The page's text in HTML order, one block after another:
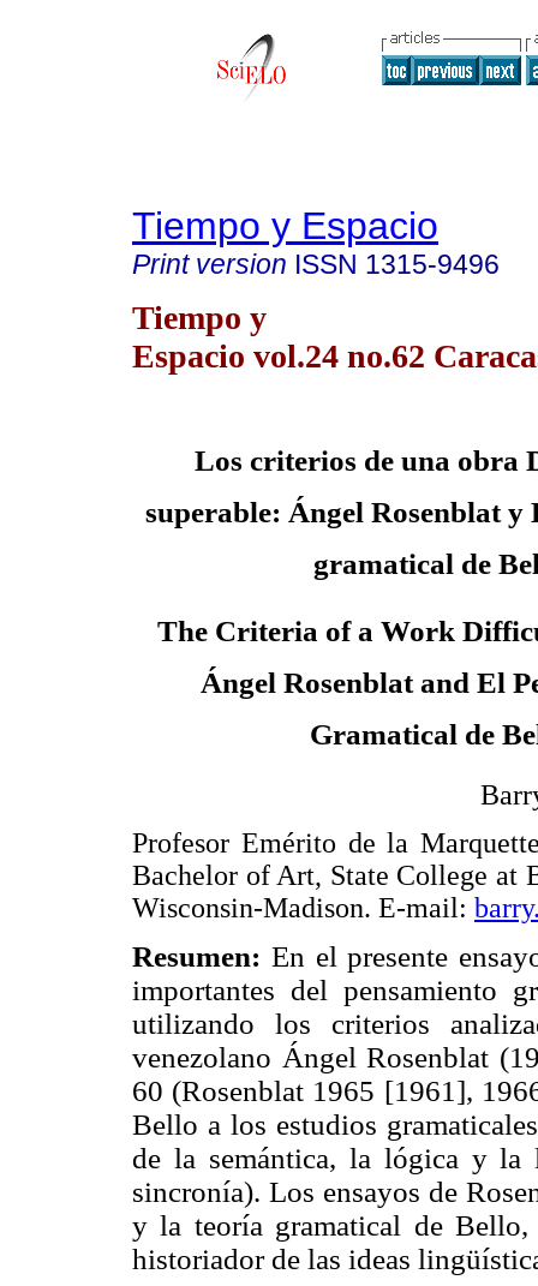
Tiempo y Espacio
Print version ISSN 1315-9496
Tiempo y
Espacio vol.24 no.62
Los criterios de una obra
superable: Ángel Rosenblat y
gramatical de
The Criteria of a Work
Ángel Rosenblat and El
Gramatical de
Profesor Emérito de la
Bachelor of Art, State College at
Wisconsin-Madison. E-mail:
Resumen: En el presente
importantes del pensamiento
utilizando los criterios
venezolano Ángel Rosenblat
60 (Rosenblat 1965 [1961],
Bello a los estudios
de la semántica, la lógica y la
sincronía). Los ensayos de
y la teoría gramatical de
historiador de las ideas